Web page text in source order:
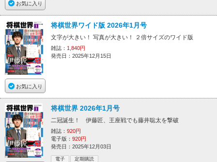
お気に入り
お気に入り
将棋世界ワイド版 2026年1月号
文字が大きい！ 写真が大きい！ ２倍サイズのワイド版
雑誌： 1,840円
発売日：2025年12月15日
将棋世界 2026年1月号
二冠誕生！ 伊藤匠、王座戦でも藤井聡太を撃破
雑誌： 920円
電子版： 920円
発売日：2025年12月03日
電子 定期購読